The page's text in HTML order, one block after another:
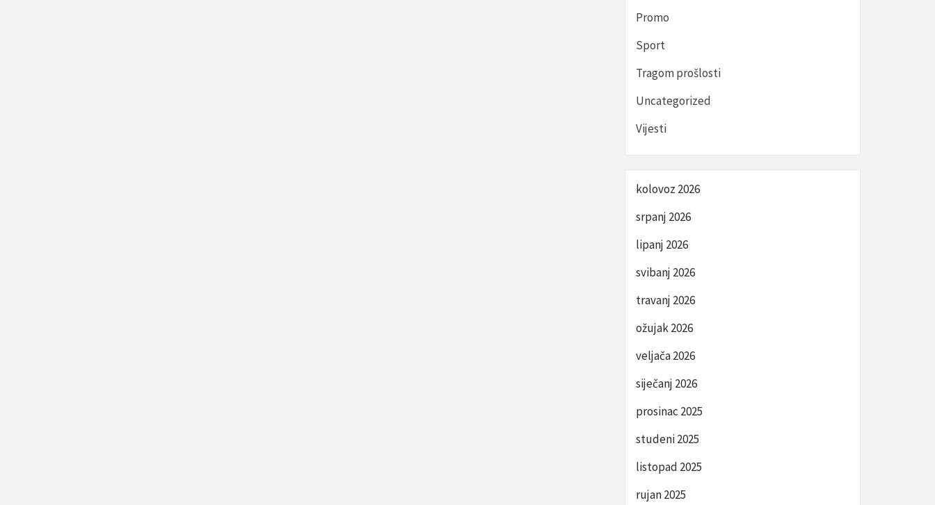
Promo
Sport
Tragom prošlosti
Uncategorized
Vijesti
kolovoz 2026
srpanj 2026
lipanj 2026
svibanj 2026
travanj 2026
ožujak 2026
veljača 2026
siječanj 2026
prosinac 2025
studeni 2025
listopad 2025
rujan 2025